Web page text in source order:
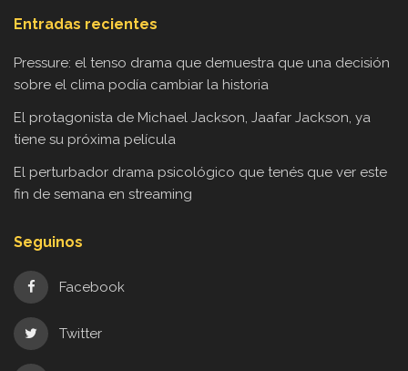
Entradas recientes
Pressure: el tenso drama que demuestra que una decisión
sobre el clima podía cambiar la historia
El protagonista de Michael Jackson, Jaafar Jackson, ya
tiene su próxima película
El perturbador drama psicológico que tenés que ver este
fin de semana en streaming
Seguinos
Facebook
Twitter